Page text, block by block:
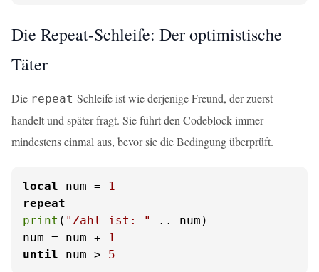
Die Repeat-Schleife: Der optimistische
Täter
Die repeat-Schleife ist wie derjenige Freund, der zuerst
handelt und später fragt. Sie führt den Codeblock immer
mindestens einmal aus, bevor sie die Bedingung überprüft.
local num =
1
repeat
print ( "Zahl ist: "
.. num)
num = num +
1
until num > 5